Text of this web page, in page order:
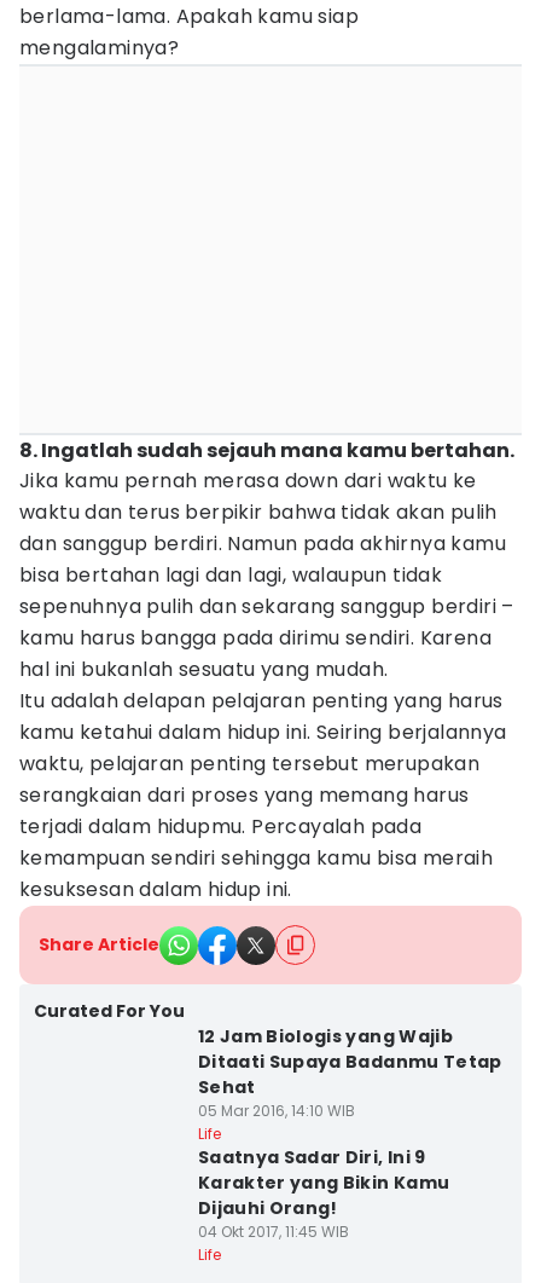
berlama-lama. Apakah kamu siap
mengalaminya?
8. Ingatlah sudah sejauh mana kamu bertahan.
Jika kamu pernah merasa down dari waktu ke
waktu dan terus berpikir bahwa tidak akan pulih
dan sanggup berdiri. Namun pada akhirnya kamu
bisa bertahan lagi dan lagi, walaupun tidak
sepenuhnya pulih dan sekarang sanggup berdiri –
kamu harus bangga pada dirimu sendiri. Karena
hal ini bukanlah sesuatu yang mudah.
Itu adalah delapan pelajaran penting yang harus
kamu ketahui dalam hidup ini. Seiring berjalannya
waktu, pelajaran penting tersebut merupakan
serangkaian dari proses yang memang harus
terjadi dalam hidupmu. Percayalah pada
kemampuan sendiri sehingga kamu bisa meraih
kesuksesan dalam hidup ini.
Share Article
Curated For You
12 Jam Biologis yang Wajib
Ditaati Supaya Badanmu Tetap
Sehat
05 Mar 2016, 14:10 WIB
Life
Saatnya Sadar Diri, Ini 9
Karakter yang Bikin Kamu
Dijauhi Orang!
04 Okt 2017, 11:45 WIB
Life